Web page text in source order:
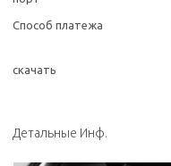
Способ платежа
скачать
Детальные Инф.